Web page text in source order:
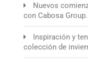
Nuevos
con Cabosa Group.
Inspiración y
colección de